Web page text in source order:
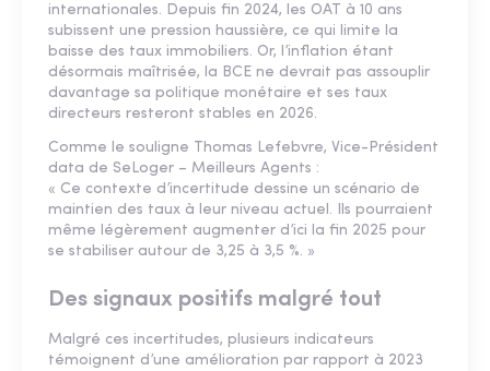
internationales. Depuis fin 2024, les OAT à 10 ans
subissent une pression haussière, ce qui limite la
baisse des taux immobiliers. Or, l’inflation étant
désormais maîtrisée, la BCE ne devrait pas assouplir
davantage sa politique monétaire et ses taux
directeurs resteront stables en 2026.
Comme le souligne Thomas Lefebvre, Vice-Président
data de SeLoger – Meilleurs Agents :
« Ce contexte d’incertitude dessine un scénario de
maintien des taux à leur niveau actuel. Ils pourraient
même légèrement augmenter d’ici la fin 2025 pour
se stabiliser autour de 3,25 à 3,5 %. »
Des signaux positifs malgré tout
Malgré ces incertitudes, plusieurs indicateurs
témoignent d’une amélioration par rapport à 2023